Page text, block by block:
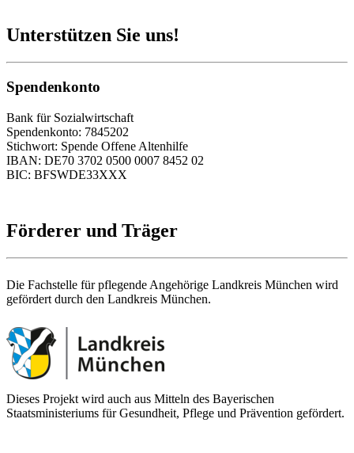
Unterstützen Sie uns!
Spendenkonto
Bank für Sozialwirtschaft
Spendenkonto: 7845202
Stichwort: Spende Offene Altenhilfe
IBAN: DE70 3702 0500 0007 8452 02
BIC: BFSWDE33XXX
Förderer und Träger
Die Fachstelle für pflegende Angehörige Landkreis München wird
gefördert durch den Landkreis München.
Dieses Projekt wird auch aus Mitteln des Bayerischen
Staatsministeriums für Gesundheit, Pflege und Prävention gefördert.